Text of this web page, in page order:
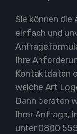
Sie können
einfach und
Ihre
Kontaktdaten
welche Art
Dann beraten
Ihrer Anfrage,
unter0800